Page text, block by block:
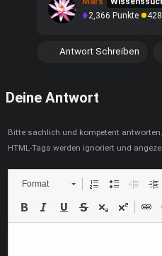
2,366 Punkte 428
Antwort Schreiben
Deine Antwort
Bitte sachlich und kompetent
HTML-Tags werden ignoriert und
Format